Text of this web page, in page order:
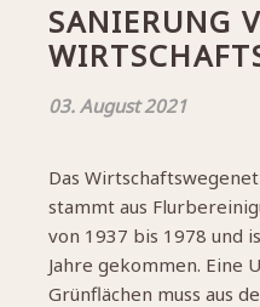
SANIERUNG
03. August 2021
Das
stammt aus
von 1937 bis 1978 und
Jahre gekommen. Eine
Grünflächen muss aus